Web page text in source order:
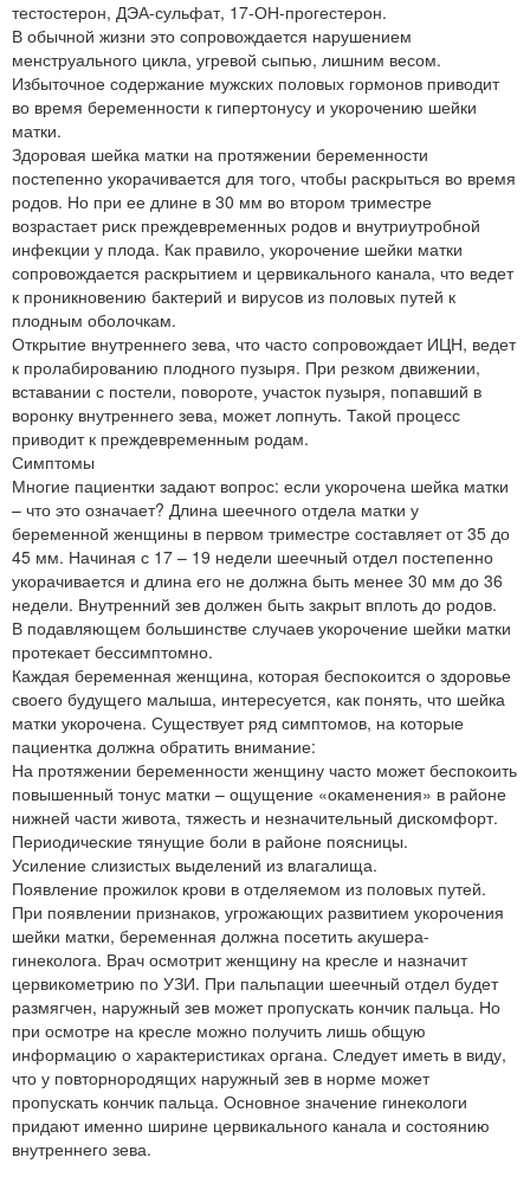
тестостерон, ДЭА-сульфат, 17-ОН-прогестерон.
В обычной жизни это сопровождается нарушением
менструального цикла, угревой сыпью, лишним весом.
Избыточное содержание мужских половых гормонов приводит
во время беременности к гипертонусу и укорочению шейки
матки.
Здоровая шейка матки на протяжении беременности
постепенно укорачивается для того, чтобы раскрыться во время
родов. Но при ее длине в 30 мм во втором триместре
возрастает риск преждевременных родов и внутриутробной
инфекции у плода. Как правило, укорочение шейки матки
сопровождается раскрытием и цервикального канала, что ведет
к проникновению бактерий и вирусов из половых путей к
плодным оболочкам.
Открытие внутреннего зева, что часто сопровождает ИЦН, ведет
к пролабированию плодного пузыря. При резком движении,
вставании с постели, повороте, участок пузыря, попавший в
воронку внутреннего зева, может лопнуть. Такой процесс
приводит к преждевременным родам.
Симптомы
Многие пациентки задают вопрос: если укорочена шейка матки
– что это означает? Длина шеечного отдела матки у
беременной женщины в первом триместре составляет от 35 до
45 мм. Начиная с 17 – 19 недели шеечный отдел постепенно
укорачивается и длина его не должна быть менее 30 мм до 36
недели. Внутренний зев должен быть закрыт вплоть до родов.
В подавляющем большинстве случаев укорочение шейки матки
протекает бессимптомно.
Каждая беременная женщина, которая беспокоится о здоровье
своего будущего малыша, интересуется, как понять, что шейка
матки укорочена. Существует ряд симптомов, на которые
пациентка должна обратить внимание:
На протяжении беременности женщину часто может беспокоить
повышенный тонус матки – ощущение «окаменения» в районе
нижней части живота, тяжесть и незначительный дискомфорт.
Периодические тянущие боли в районе поясницы.
Усиление слизистых выделений из влагалища.
Появление прожилок крови в отделяемом из половых путей.
При появлении признаков, угрожающих развитием укорочения
шейки матки, беременная должна посетить акушера-
гинеколога. Врач осмотрит женщину на кресле и назначит
цервикометрию по УЗИ. При пальпации шеечный отдел будет
размягчен, наружный зев может пропускать кончик пальца. Но
при осмотре на кресле можно получить лишь общую
информацию о характеристиках органа. Следует иметь в виду,
что у повторнородящих наружный зев в норме может
пропускать кончик пальца. Основное значение гинекологи
придают именно ширине цервикального канала и состоянию
внутреннего зева.